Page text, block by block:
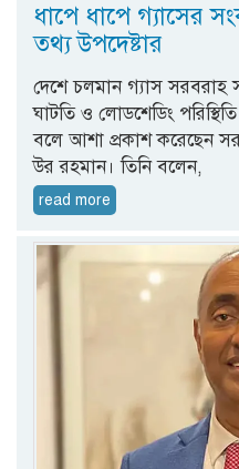
ধাপে ধাপে গ্যাসের
তথ্য উপদেষ্টার
দেশে চলমান গ্যাস সরবরাহ
ঘাটতি ও লোডশেডিং
বলে আশা প্রকাশ করেছেন
উর রহমান। তিনি বলেন,
read more